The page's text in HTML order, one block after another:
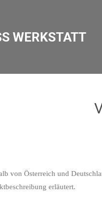
WERKSTATT
von Österreich und
erläutert.